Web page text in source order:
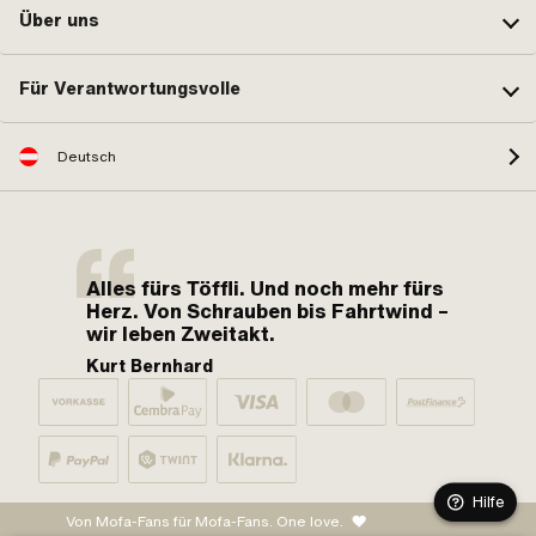
Über uns
Für Verantwortungsvolle
Deutsch
Alles fürs Töffli. Und noch mehr fürs
Herz. Von Schrauben bis Fahrtwind –
wir leben Zweitakt.
Kurt Bernhard
Von Mofa-Fans für Mofa-Fans. One love.
Hilfe